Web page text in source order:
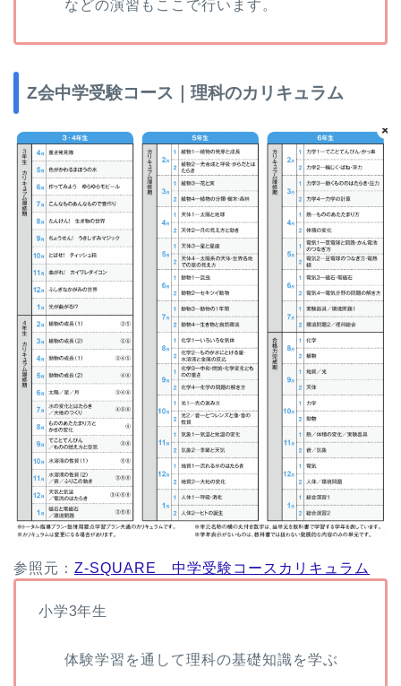
などの演習もここで行います。
Z会中学受験コース｜理科のカリキュラム
参照元： Z-SQUARE 中学受験コースカリキュラム
小学3年生
体験学習を通して理科の基礎知識を学ぶ